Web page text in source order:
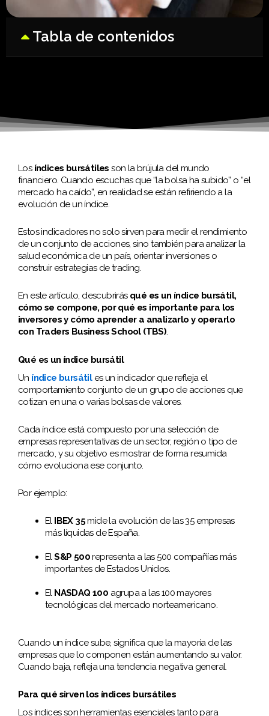
Tabla de contenidos
Los índices bursátiles son la brújula del mundo
financiero. Cuando escuchas que “la bolsa ha subido” o “el
mercado ha caído”, en realidad se están refiriendo a la
evolución de un índice.
Estos indicadores no solo sirven para medir el rendimiento
de un conjunto de acciones, sino también para analizar la
salud económica de un país, orientar inversiones o
construir estrategias de trading.
En este artículo, descubrirás qué es un índice bursátil,
cómo se compone, por qué es importante para los
inversores y cómo aprender a analizarlo y operarlo
con Traders Business School (TBS).
Qué es un índice bursátil
Un índice bursátiles un indicador que refleja el
comportamiento conjunto de un grupo de acciones que
cotizan en una o varias bolsas de valores.
Cada índice está compuesto por una selección de
empresas representativas de un sector, región o tipo de
mercado, y su objetivo es mostrar de forma resumida
cómo evoluciona ese conjunto.
Por ejemplo:
El IBEX 35mide la evolución de las 35 empresas
más líquidas de España.
ElS&P 500representa a las 500 compañías más
importantes de Estados Unidos.
El NASDAQ 100 agrupa a las 100 mayores
tecnológicas del mercado norteamericano.
Cuando un índice sube, significa que la mayoría de las
empresas que lo componen están aumentando su valor.
Cuando baja, refleja una tendencia negativa general.
Para qué sirven los índices bursátiles
Los índices son herramientas esenciales tanto para